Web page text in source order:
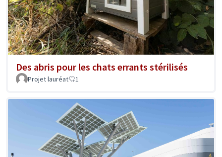
Des abris pour les chats errants stérilisés
Projet lauréat 1